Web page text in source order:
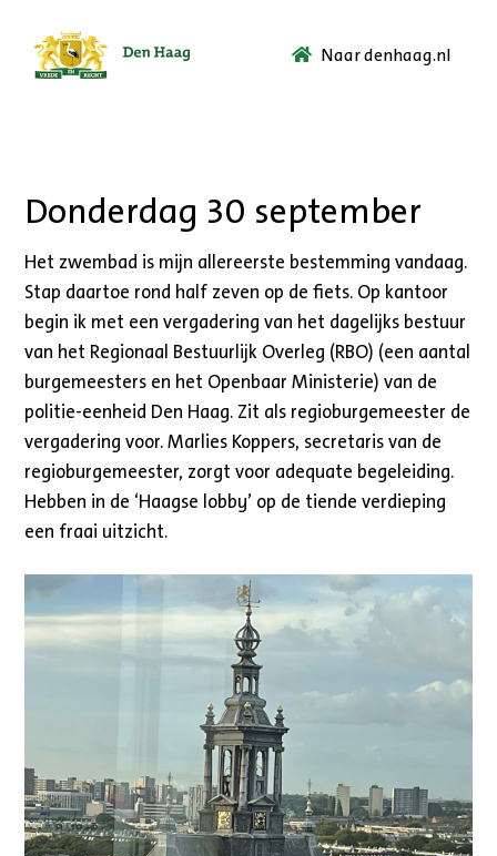
Ga
Naar denhaag.nl
Donderdag 30 september
Het zwembad is mijn allereerste bestemming vandaag.
Stap daartoe rond half zeven op de fiets. Op kantoor
begin ik met een vergadering van het dagelijks bestuur
van het Regionaal Bestuurlijk Overleg (RBO) (een aantal
burgemeesters en het Openbaar Ministerie) van de
politie-eenheid Den Haag. Zit als regioburgemeester de
vergadering voor. Marlies Koppers, secretaris van de
regioburgemeester, zorgt voor adequate begeleiding.
Hebben in de ‘Haagse lobby’ op de tiende verdieping
een fraai uitzicht.